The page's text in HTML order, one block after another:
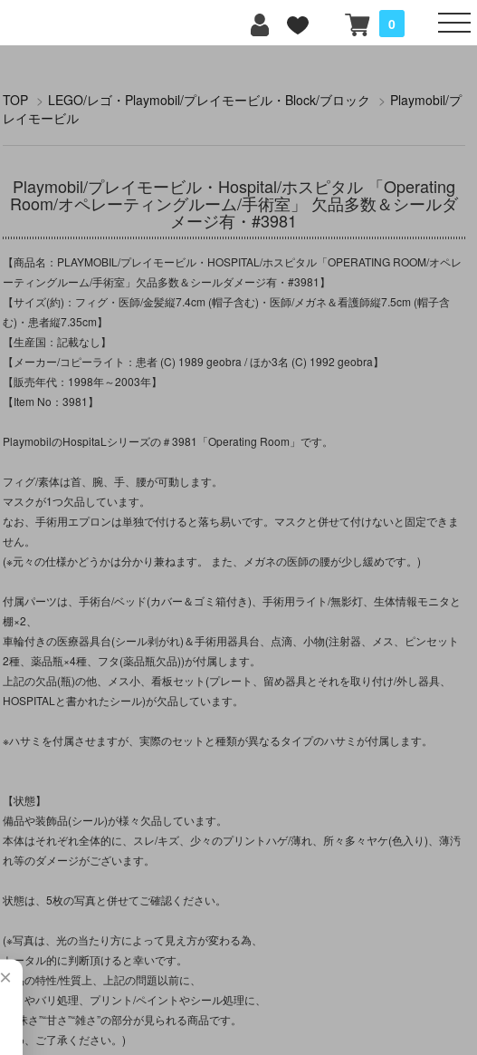
0
TOP > LEGO/レゴ・Playmobil/プレイモービル・Block/ブロック > Playmobil/プ
レイモービル
Playmobil/プレイモービル・Hospital/ホスピタル 「Operating
Room/オペレーティングルーム/手術室」 欠品多数＆シールダ
メージ有・#3981
【商品名：PLAYMOBIL/プレイモービル・HOSPITAL/ホスピタル「OPERATING ROOM/オペレ
ーティングルーム/手術室」欠品多数＆シールダメージ有・#3981】
【サイズ(約)：フィグ・医師/金髪縦7.4cm (帽子含む)・医師/メガネ＆看護師縦7.5cm (帽子含
む)・患者縦7.35cm】
【生産国：記載なし】
【メーカー/コピーライト：患者 (C) 1989 geobra / ほか3名 (C) 1992 geobra】
【販売年代：1998年～2003年】
【Item No：3981】
PlaymobilのHospitaLシリーズの＃3981「Operating Room」です。
フィグ/素体は首、腕、手、腰が可動します。
マスクが1つ欠品しています。
なお、手術用エプロンは単独で付けると落ち易いです。マスクと併せて付けないと固定できま
せん。
(※元々の仕様かどうかは分かり兼ねます。 また、メガネの医師の腰が少し緩めです。)
付属パーツは、手術台/ベッド(カバー＆ゴミ箱付き)、手術用ライト/無影灯、生体情報モニタと
棚×2、
車輪付きの医療器具台(シール剥がれ)＆手術用器具台、点滴、小物(注射器、メス、ピンセット
2種、薬品瓶×4種、フタ(薬品瓶欠品))が付属します。
上記の欠品(瓶)の他、メス小、看板セット(プレート、留め器具とそれを取り付け/外し器具、
HOSPITALと書かれたシール)が欠品しています。
※ハサミを付属させますが、実際のセットと種類が異なるタイプのハサミが付属します。
【状態】
備品や装飾品(シール)が様々欠品しています。
本体はそれぞれ全体的に、スレ/キズ、少々のプリントハゲ/薄れ、所々多々ヤケ(色入り)、薄汚
れ等のダメージがございます。
状態は、5枚の写真と併せてご確認ください。
(※写真は、光の当たり方によって見え方が変わる為、
トータル的に判断頂けると幸いです。
商品の特性/性質上、上記の問題以前に、
作りやバリ処理、プリント/ペイントやシール処理に、
“曖昧さ”“甘さ”“雑さ”の部分が見られる商品です。
予め、ご了承ください。)
×